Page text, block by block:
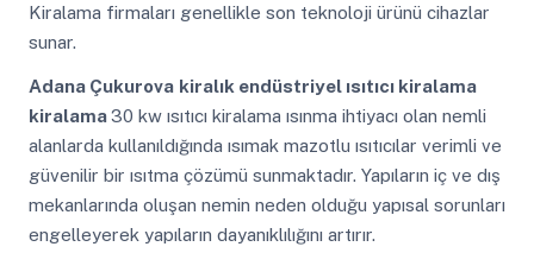
Kiralama firmaları genellikle son teknoloji ürünü cihazlar
sunar.
Adana Çukurova kiralık endüstriyel ısıtıcı kiralama
kiralama30 kw ısıtıcı kiralama ısınma ihtiyacı olan nemli
alanlarda kullanıldığında ısımak mazotlu ısıtıcılar verimli ve
güvenilir bir ısıtma çözümü sunmaktadır. Yapıların iç ve dış
mekanlarında oluşan nemin neden olduğu yapısal sorunları
engelleyerek yapıların dayanıklılığını artırır.